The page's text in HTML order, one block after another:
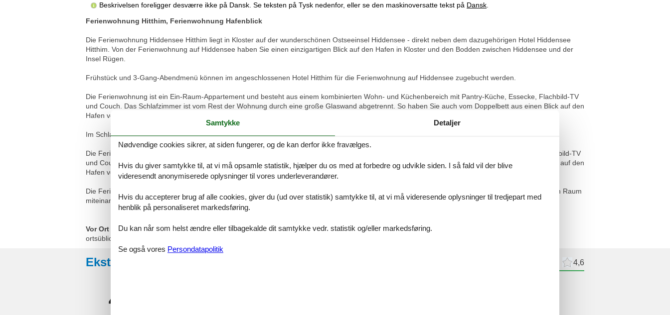
Beskrivelsen foreligger desværre ikke på Dansk. Se teksten på Tysk nedenfor, eller se den maskinoversatte tekst på Dansk
Ferienwohnung Hitthim, Ferienwohnung Hafenblick
Die Ferienwohnung Hiddensee Hitthim liegt in Kloster auf der wunderschönen Ostseeinsel Hiddensee - direkt neben dem dazugehörigen Hotel Hiddensee
Hitthim. Von der Ferienwohnung auf Hiddensee haben Sie einen einzigartigen Blick auf den Hafen in Kloster und den Bodden zwischen Hiddensee und der
Insel Rügen.
Frühstück und 3-Gang-Abendmenü können im angeschlossenen Hotel Hitthim für die Ferienwohnung auf Hiddensee zugebucht werden.
Die Ferienwohnung ist ein Ein-Raum-Appartement und besteht aus einem kombinierten Wohn- und Küchenbereich mit Pantry-Küche, Essecke, Flachbild-TV
und Couch. Das Schlafzimmer ist vom Rest der Wohnung durch eine große Glaswand abgetrennt. So haben Sie auch vom Doppelbett aus einen Blick auf den
Hafen von Kloster.
Im Schlafzimmer gibt es ein Doppelbett und ein Zustellbett. Zwei weitere Personen können auf der Schlafcouch nächtigen.
Die Ferienwohnung ist ein Ein-Raum-Appartement und besteht aus einem kombinierten Wohn- und Küchenbereich mit Pantry-Küche, Essecke, Flachbild-TV
und Couch. Das Schlafzimmer ist vom Rest der Wohnung durch eine große Glaswand abgetrennt. So haben Sie auch vom Doppelbett aus einen Blick auf den
Hafen von Kloster.
Die Ferienwohnung im Erdgeschoss ist für Familien mit bis zu 3 Personen zu mieten bzw. für Menschen, die kein Problem damit haben, quasi in einem Raum
miteinander Urlaub zu machen.
Vor Ort
ortsübliche Kurtaxe
Eksterne anmeldelser 4,6
4,6
Samtykke Detaljer
Nødvendige cookies sikrer, at siden fungerer, og de kan derfor ikke fravælges.
Hvis du giver samtykke til, at vi må opsamle statistik, hjælper du os med at forbedre og udvikle siden. I så fald vil der blive
videresendt anonymiserede oplysninger til vores underleverandører.
Hvis du accepterer brug af alle cookies, giver du (ud over statistik) samtykke til, at vi må videresende oplysninger til tredjepart med
henblik på personaliseret markedsføring.
Du kan når som helst ændre eller tilbagekalde dit samtykke vedr. statistik og/eller markedsføring.
Se også vores Persondatapolitik